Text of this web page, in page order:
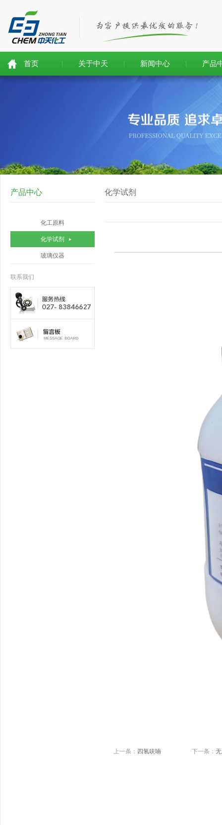
首页 关于中天 新闻中心 产品
产品中心
化工原料
化学试剂
玻璃仪器
联系我们
化学试剂
上一条： 四氢呋喃 下一条：